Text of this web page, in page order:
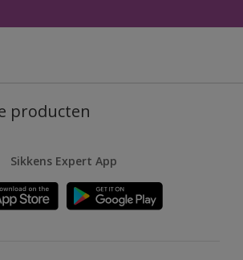
producten
Sikkens Expert App